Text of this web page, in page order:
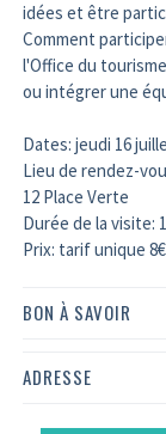
idées et être
Comment
l'Office du
ou intégrer une
Dates: jeudi 16
Lieu de rendez-
12 Place Verte
Durée de la visite:
Prix: tarif unique 8€
BON À SAVOIR
ADRESSE